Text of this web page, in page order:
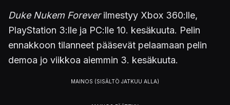
Duke Nukem Foreverilmestyy Xbox 360:lle,
PlayStation 3:lle ja PC:lle 10. kesäkuuta. Pelin
ennakkoon tilanneet pääsevät pelaamaan pelin
demoa jo viikkoa aiemmin 3. kesäkuuta.